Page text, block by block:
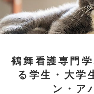
鶴舞看護専門
る学生・大学
ン・ア